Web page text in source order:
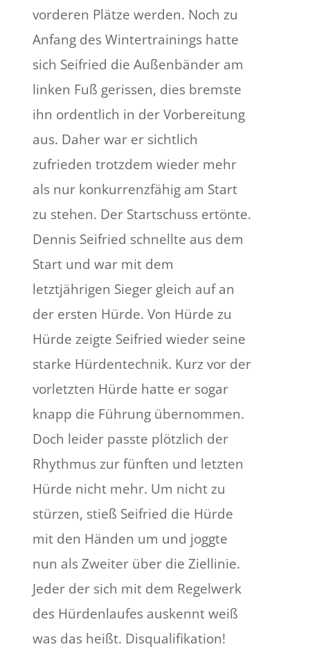
vorderen Plätze werden. Noch zu
Anfang des Wintertrainings hatte
sich Seifried die Außenbänder am
linken Fuß gerissen, dies bremste
ihn ordentlich in der Vorbereitung
aus. Daher war er sichtlich
zufrieden trotzdem wieder mehr
als nur konkurrenzfähig am Start
zu stehen. Der Startschuss ertönte.
Dennis Seifried schnellte aus dem
Start und war mit dem
letztjährigen Sieger gleich auf an
der ersten Hürde. Von Hürde zu
Hürde zeigte Seifried wieder seine
starke Hürdentechnik. Kurz vor der
vorletzten Hürde hatte er sogar
knapp die Führung übernommen.
Doch leider passte plötzlich der
Rhythmus zur fünften und letzten
Hürde nicht mehr. Um nicht zu
stürzen, stieß Seifried die Hürde
mit den Händen um und joggte
nun als Zweiter über die Ziellinie.
Jeder der sich mit dem Regelwerk
des Hürdenlaufes auskennt weiß
was das heißt. Disqualifikation!